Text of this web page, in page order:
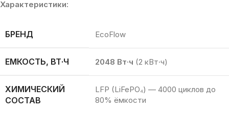
Характеристики:
БРЕНД EcoFlow
ЕМКОСТЬ, ВТ·Ч 2048 Вт·ч (2 кВт·ч)
ХИМИЧЕСКИЙ
СОСТАВ
LFP (LiFePO₄) — 4000 циклов до
80% ёмкости